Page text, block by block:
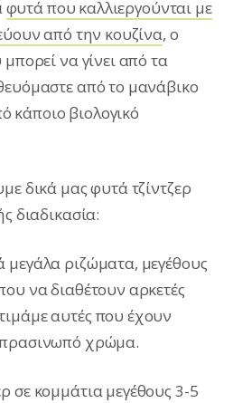
φυτά που καλλιεργούνται με
από την κουζίνα, ο
να γίνει από τα
από το μανάβικο
κάποιο βιολογικό
δικά μας φυτά τζίντζερ
διαδικασία:
μεγάλα ριζώματα, μεγέθους
να διαθέτουν αρκετές
αυτές που έχουν
πρασινωπό χρώμα.
σε κομμάτια μεγέθους 3-5